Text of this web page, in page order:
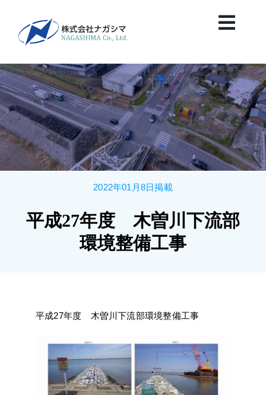
content
HOME
News
会社案内
保有船舶紹介
アクセス
2022年01月8日掲載
平成27年度 木曽川下流部
環境整備工事
平成27年度 木曽川下流部環境整備工事